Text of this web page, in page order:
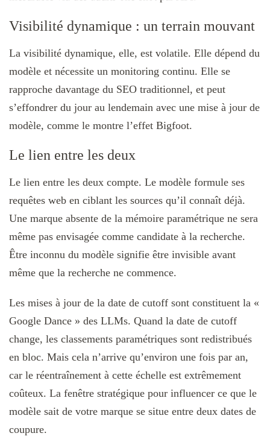
Visibilité dynamique : un terrain mouvant
La visibilité dynamique, elle, est volatile. Elle dépend du
modèle et nécessite un monitoring continu. Elle se
rapproche davantage du SEO traditionnel, et peut
s’effondrer du jour au lendemain avec une mise à jour de
modèle, comme le montre l’effet Bigfoot.
Le lien entre les deux
Le lien entre les deux compte. Le modèle formule ses
requêtes web en ciblant les sources qu’il connaît déjà.
Une marque absente de la mémoire paramétrique ne sera
même pas envisagée comme candidate à la recherche.
Être inconnu du modèle signifie être invisible avant
même que la recherche ne commence.
Les mises à jour de la date de cutoff sont constituent la «
Google Dance » des LLMs. Quand la date de cutoff
change, les classements paramétriques sont redistribués
en bloc. Mais cela n’arrive qu’environ une fois par an,
car le réentraînement à cette échelle est extrêmement
coûteux. La fenêtre stratégique pour influencer ce que le
modèle sait de votre marque se situe entre deux dates de
coupure.